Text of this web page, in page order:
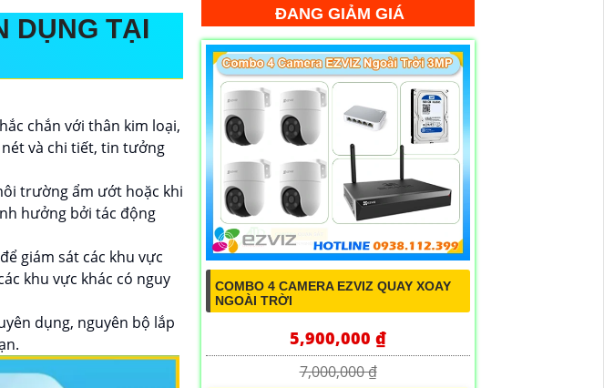
DỤNG TẠI
chắn với thân kim loại,
và chi tiết, tin tưởng
trường ẩm ướt hoặc khi
hưởng bởi tác động
giám sát các khu vực
khu vực khác có nguy
dụng, nguyên bộ lắp
ĐANG GIẢM GIÁ
COMBO 4 CAMERA EZVIZ QUAY XOAY
NGOÀI TRỜI
5,900,000 ₫
7,000,000 ₫